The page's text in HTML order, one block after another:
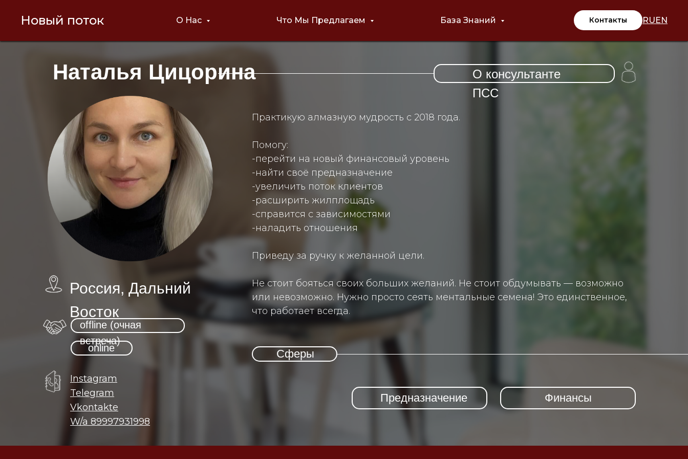
Новый поток О Нас Что Мы Предлагаем База Знаний Контакты RUEN
Наталья Цицорина
Практикую алмазную мудрость с 2018 года.
Помогу:
-перейти на новый финансовый уровень
-найти своё предназначение
-увеличить поток клиентов
-расширить жилплощадь
-справится с зависимостями
-наладить отношения
Приведу за ручку к желанной цели.
Не стоит бояться своих больших желаний. Не стоит обдумывать — возможно
или невозможно. Нужно просто сеять ментальные семена! Это единственное,
что работает всегда.
Telegram
Россия, Дальний
Восток
offline (очная
встреча)
Vkontakte
W/a 89997931998
Instagram
online
О консультанте
ПСС
Сферы
Предназначение Финансы